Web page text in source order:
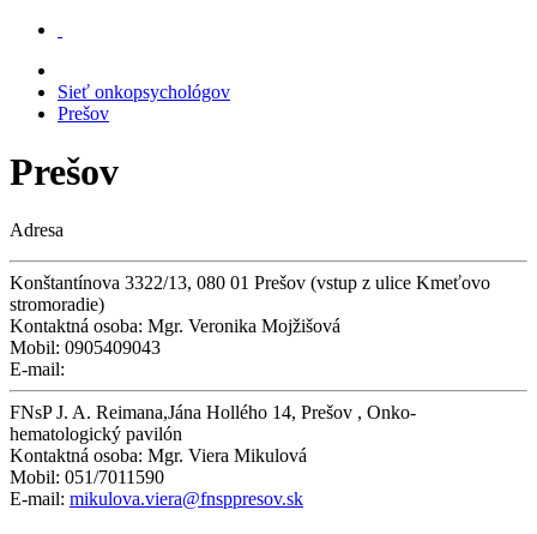
Sieť onkopsychológov
Prešov
Prešov
Adresa
Konštantínova 3322/13, 080 01 Prešov (vstup z ulice Kmeťovo
stromoradie)
Kontaktná osoba: Mgr. Veronika Mojžišová
Mobil: 0905409043
E-mail:
FNsP J. A. Reimana,Jána Hollého 14, Prešov , Onko-
hematologický pavilón
Kontaktná osoba: Mgr. Viera Mikulová
Mobil: 051/7011590
E-mail: mikulova.viera@fnsppresov.sk